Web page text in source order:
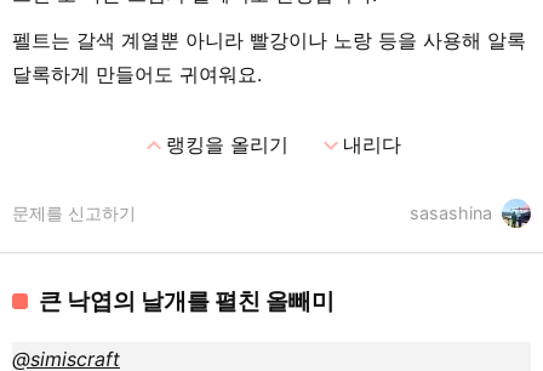
펠트는 갈색 계열뿐 아니라 빨강이나 노랑 등을 사용해 알록
달록하게 만들어도 귀여워요.
expand_less랭킹을 올리기 expand_more내리다
sasashina
문제를 신고하기
큰 낙엽의 날개를 펼친 올빼미
@simiscraft